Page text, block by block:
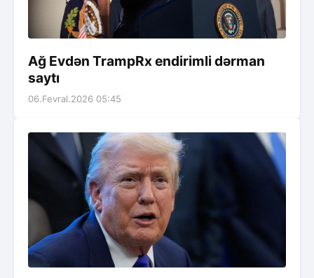
Ağ Evdən TrampRx endirimli dərman
saytı
06.Fevral.2026 05:45